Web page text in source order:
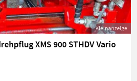
Kleinanzeige
XMS 900 STHDV Vario